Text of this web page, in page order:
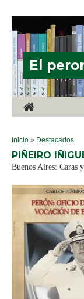
El
SE ENCUENTRA
Inicio » Destacados
PIÑEIRO
Buenos Aires: Caras